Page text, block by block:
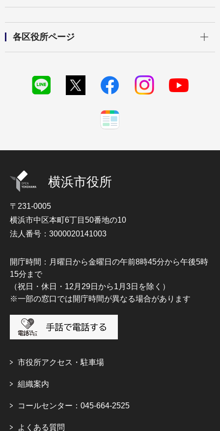
各区役所ページ
横浜市役所
〒231-0005
横浜市中区本町6丁目50番地の10
法人番号：3000020141003
開庁時間：月曜日から金曜日の午前8時45分から午後5時
15分まで
（祝日・休日・12月29日から1月3日を除く）
※一部の窓口では開庁時間が異なる場合があります
市役所アクセス・駐車場
組織案内
コールセンター：045-664-2525
よくある質問